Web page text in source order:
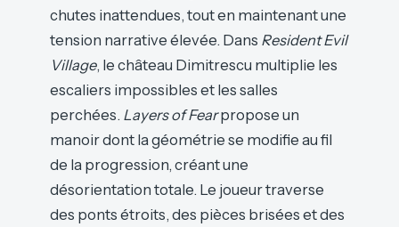
chutes inattendues, tout en maintenant une
tension narrative élevée. Dans Resident Evil
Village, le château Dimitrescu multiplie les
escaliers impossibles et les salles
perchées. Layers of Fearpropose un
manoir dont la géométrie se modifie au fil
de la progression, créant une
désorientation totale. Le joueur traverse
des ponts étroits, des pièces brisées et des